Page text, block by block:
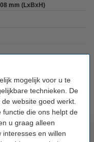
mogelijk voor u te
technieken. De
website goed werkt.
functie die ons helpt de
u graag alleen
en willen
mm (LxBxH)